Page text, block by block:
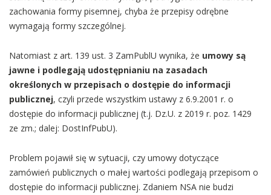
zachowania formy pisemnej, chyba że przepisy odrębne
wymagają formy szczególnej.
Natomiast z art. 139 ust. 3 ZamPublU wynika, że umowy są
jawne i podlegają udostępnianiu na zasadach
określonych w przepisach o dostępie do informacji
publicznej, czyli przede wszystkim ustawy z 6.9.2001 r. o
dostępie do informacji publicznej (t.j. Dz.U. z 2019 r. poz. 1429
ze zm.; dalej: DostInfPubU).
Problem pojawił się w sytuacji, czy umowy dotyczące
zamówień publicznych o małej wartości podlegają przepisom o
dostępie do informacji publicznej. Zdaniem NSA nie budzi